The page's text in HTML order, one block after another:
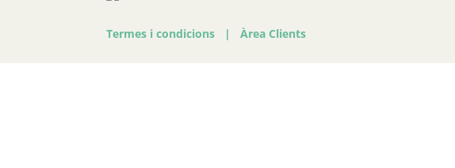
Termes i condicions |Àrea Clients